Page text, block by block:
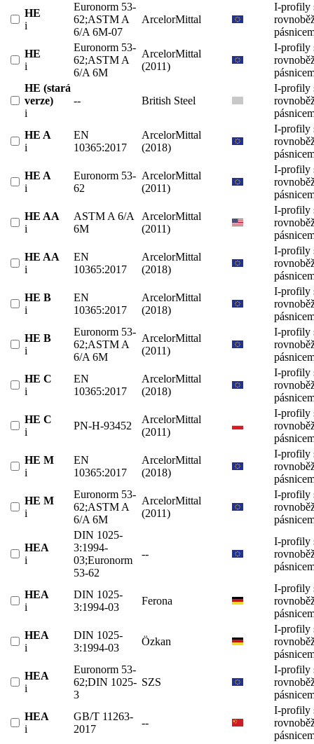
HE
i
Euronorm 53-
62;ASTM A
6/A 6M-07
ArcelorMittal
I-profily
HE
i
Euronorm 53-
62;ASTM A
6/A 6M
ArcelorMittal
(2011)
I-profily
HE (stará
verze)
i
-- British Steel
I-profily
HE A
i
EN
10365:2017
ArcelorMittal
(2018)
I-profily
HE A
i
Euronorm 53-
62
ArcelorMittal
(2011)
I-profily
HE AA
i
ASTM A 6/A
6M
ArcelorMittal
(2011)
I-profily
HE AA
i
EN
10365:2017
ArcelorMittal
(2018)
I-profily
HE B
i
EN
10365:2017
ArcelorMittal
(2018)
I-profily
HE B
i
Euronorm 53-
62;ASTM A
6/A 6M
ArcelorMittal
(2011)
I-profily
HE C
i
EN
10365:2017
ArcelorMittal
(2018)
I-profily
HE C
i
PN-H-93452
ArcelorMittal
(2011)
I-profily
HE M
i
EN
10365:2017
ArcelorMittal
(2018)
I-profily
HE M
i
Euronorm 53-
62;ASTM A
6/A 6M
ArcelorMittal
(2011)
I-profily
HEA
i
DIN 1025-
3:1994-
03;Euronorm
53-62
--
I-profily
HEA
i
DIN 1025-
3:1994-03
Ferona
I-profily
HEA
i
DIN 1025-
3:1994-03
Özkan
I-profily
HEA
i
Euronorm 53-
62;DIN 1025-
3
SZS
I-profily
HEA
i
GB/T 11263-
2017
--
I-profily